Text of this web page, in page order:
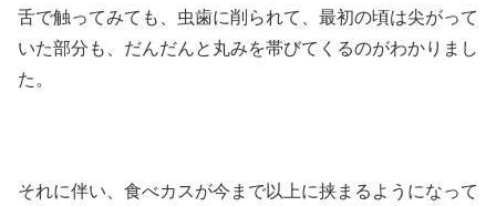
舌で触ってみても、虫歯に削られて、最初の頃は尖がって
いた部分も、だんだんと丸みを帯びてくるのがわかりまし
た。
それに伴い、食べカスが今まで以上に挟まるようになって